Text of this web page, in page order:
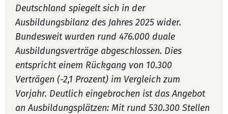
Deutschland spiegelt sich in der
Ausbildungsbilanz des Jahres 2025 wider.
Bundesweit wurden rund 476.000 duale
Ausbildungsverträge abgeschlossen. Dies
entspricht einem Rückgang von 10.300
Verträgen (-2,1 Prozent) im Vergleich zum
Vorjahr. Deutlich eingebrochen ist das Angebot
an Ausbildungsplätzen: Mit rund 530.300 Stellen